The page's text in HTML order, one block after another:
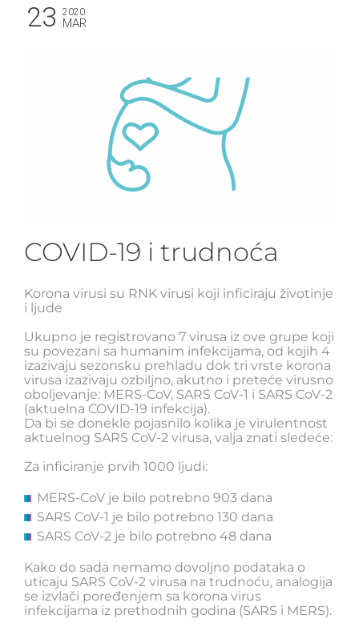
23 2020
MAR
COVID-19 i trudnoća
Korona virusi su RNK virusi koji inficiraju životinje
i ljude
Ukupno je registrovano 7 virusa iz ove grupe koji
su povezani sa humanim infekcijama, od kojih 4
izazivaju sezonsku prehladu dok tri vrste korona
virusa izazivaju ozbiljno, akutno i preteće virusno
oboljevanje: MERS-CoV, SARS CoV-1 i SARS CoV-2
(aktuelna COVID-19 infekcija).
Da bi se donekle pojasnilo kolika je virulentnost
aktuelnog SARS CoV-2 virusa, valja znati sledeće:
Za inficiranje prvih 1000 ljudi:
MERS-CoV je bilo potrebno 903 dana
SARS CoV-1 je bilo potrebno 130 dana
SARS CoV-2 je bilo potrebno 48 dana
Kako do sada nemamo dovoljno podataka o
uticaju SARS CoV-2 virusa na trudnoću, analogija
se izvlači poređenjem sa korona virus
infekcijama iz prethodnih godina (SARS i MERS).